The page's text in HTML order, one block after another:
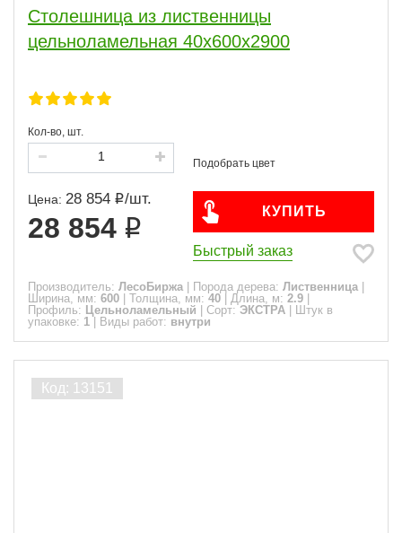
Столешница из лиственницы
цельноламельная 40х600х2900
Кол-во, шт.
Цена: 28 854 /шт.
28 854
КУПИТЬ
Быстрый заказ
Производитель: ЛесоБиржа Порода дерева: Лиственница
Ширина, мм: 600 Толщина, мм: 40 Длина, м: 2.9
Профиль: Цельноламельный Сорт: ЭКСТРА
Штук в
упаковке: 1 Виды работ: внутри